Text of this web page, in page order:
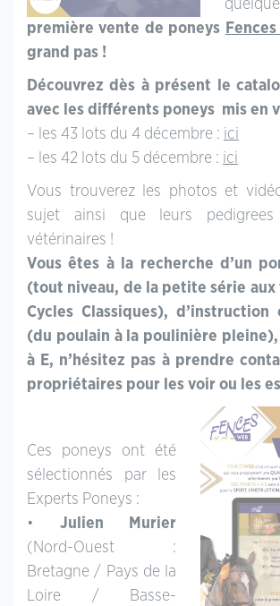
première vente de poneys
grand pas !
Découvrez dès à présent le
avec les différents poneys mis en
– les 43 lots du 4 décembre : ici
– les 42 lots du 5 décembre : ici
Vous trouverez les photos et
sujet ainsi que leurs
vétérinaires !
Vous êtes à la recherche d’un
(tout niveau, de la petite série aux
Cycles Classiques), d’instruction
(du poulain à la poulinière
à E, n’hésitez pas à prendre
propriétaires pour les voir ou les
Ces poneys ont été
sélectionnés par les
Experts Poneys :
• Julien Murier
(Nord-Ouest :
Bretagne / Pays de la
Loire / Basse-